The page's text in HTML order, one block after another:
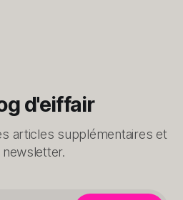
d'eiffair
articles supplémentaires et
newsletter.